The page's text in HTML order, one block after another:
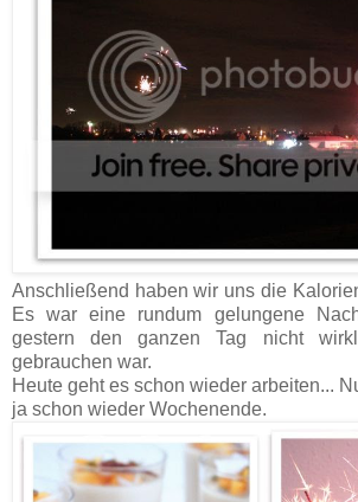
Anschließend haben wir uns die
Es war eine rundum gelungene
gestern den ganzen Tag nicht
gebrauchen war.
Heute geht es schon wieder arbeiten...
ja schon wieder Wochenende.